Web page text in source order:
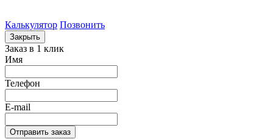
Калькулятор Позвонить
Закрыть
Заказ в 1 клик
Имя
Телефон
E-mail
Отправить заказ